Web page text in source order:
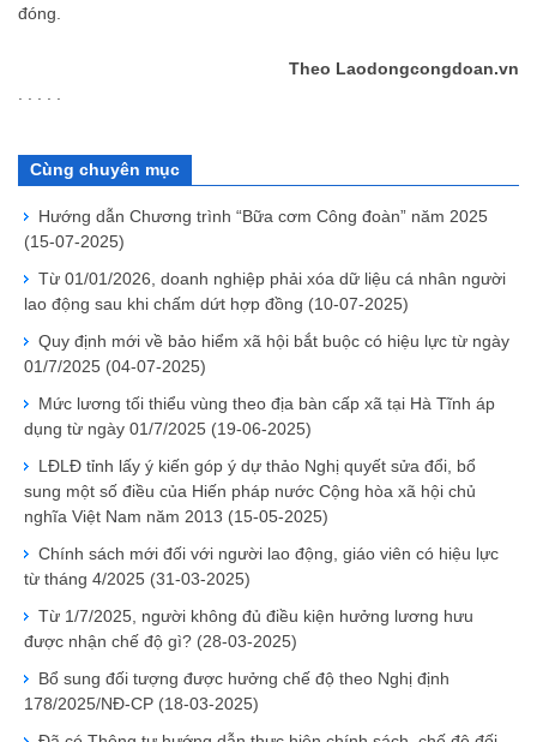
đóng.
Theo Laodongcongdoan.vn
Cùng chuyên mục
Hướng dẫn Chương trình “Bữa cơm Công đoàn” năm 2025
(15-07-2025)
Từ 01/01/2026, doanh nghiệp phải xóa dữ liệu cá nhân người
lao động sau khi chấm dứt hợp đồng (10-07-2025)
Quy định mới về bảo hiểm xã hội bắt buộc có hiệu lực từ ngày
01/7/2025 (04-07-2025)
Mức lương tối thiểu vùng theo địa bàn cấp xã tại Hà Tĩnh áp
dụng từ ngày 01/7/2025 (19-06-2025)
LĐLĐ tỉnh lấy ý kiến góp ý dự thảo Nghị quyết sửa đổi, bổ
sung một số điều của Hiến pháp nước Cộng hòa xã hội chủ
nghĩa Việt Nam năm 2013 (15-05-2025)
Chính sách mới đối với người lao động, giáo viên có hiệu lực
từ tháng 4/2025 (31-03-2025)
Từ 1/7/2025, người không đủ điều kiện hưởng lương hưu
được nhận chế độ gì? (28-03-2025)
Bổ sung đối tượng được hưởng chế độ theo Nghị định
178/2025/NĐ-CP (18-03-2025)